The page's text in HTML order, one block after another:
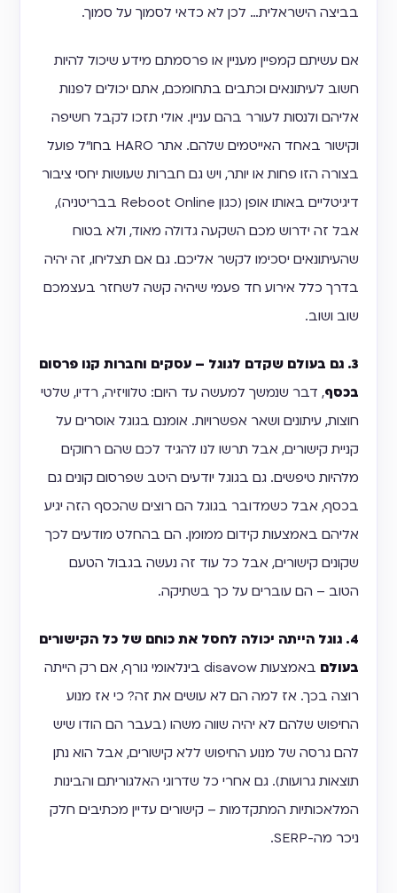
בביצה הישראלית… לכן לא כדאי לסמוך על סמוך.
אם עשיתם קמפיין מעניין או פרסמתם מידע שיכול להיות
חשוב לעיתונאים וכתבים בתחומכם, אתם יכולים לפנות
אליהם ולנסות לעורר בהם עניין. אולי תזכו לקבל חשיפה
וקישור באחד האייטמים שלהם. אתר HARO בחו"ל פועל
בצורה הזו פחות או יותר, ויש גם חברות שעושות יחסי ציבור
דיגיטליים באותו אופן (כגון Reboot Online בבריטניה),
אבל זה ידרוש מכם השקעה גדולה מאוד, ולא בטוח
שהעיתונאים יסכימו לקשר אליכם. גם אם תצליחו, זה יהיה
בדרך כלל אירוע חד פעמי שיהיה קשה לשחזר בעצמכם
שוב ושוב.
3. גם בעולם שקדם לגוגל – עסקים וחברות קנו פרסום
בכסף, דבר שנמשך למעשה עד היום: טלוויזיה, רדיו, שלטי
חוצות, עיתונים ושאר אפשרויות. אומנם בגוגל אוסרים על
קניית קישורים, אבל תרשו לנו להגיד לכם שהם רחוקים
מלהיות טיפשים. גם בגוגל יודעים היטב שפרסום קונים גם
בכסף, אבל כשמדובר בגוגל הם רוצים שהכסף הזה יגיע
אליהם באמצעות קידום ממומן. הם בהחלט מודעים לכך
שקונים קישורים, אבל כל עוד זה נעשה בגבול הטעם
הטוב – הם עוברים על כך בשתיקה.
4. גוגל הייתה יכולה לחסל את כוחם של כל הקישורים
בעולם
באמצעות disavow בינלאומי גורף, אם רק הייתה
רוצה בכך. אז למה הם לא עושים את זה? כי אז מנוע
החיפוש שלהם לא יהיה שווה משהו (בעבר הם הודו שיש
להם גרסה של מנוע החיפוש ללא קישורים, אבל הוא נתן
תוצאות גרועות). גם אחרי כל שדרוגי האלגוריתם והבינות
המלאכותיות המתקדמות – קישורים עדיין מכתיבים חלק
ניכר מה-SERP.